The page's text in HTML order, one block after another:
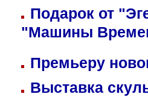
Подарок от
"Машины
Премьеру
Выставка